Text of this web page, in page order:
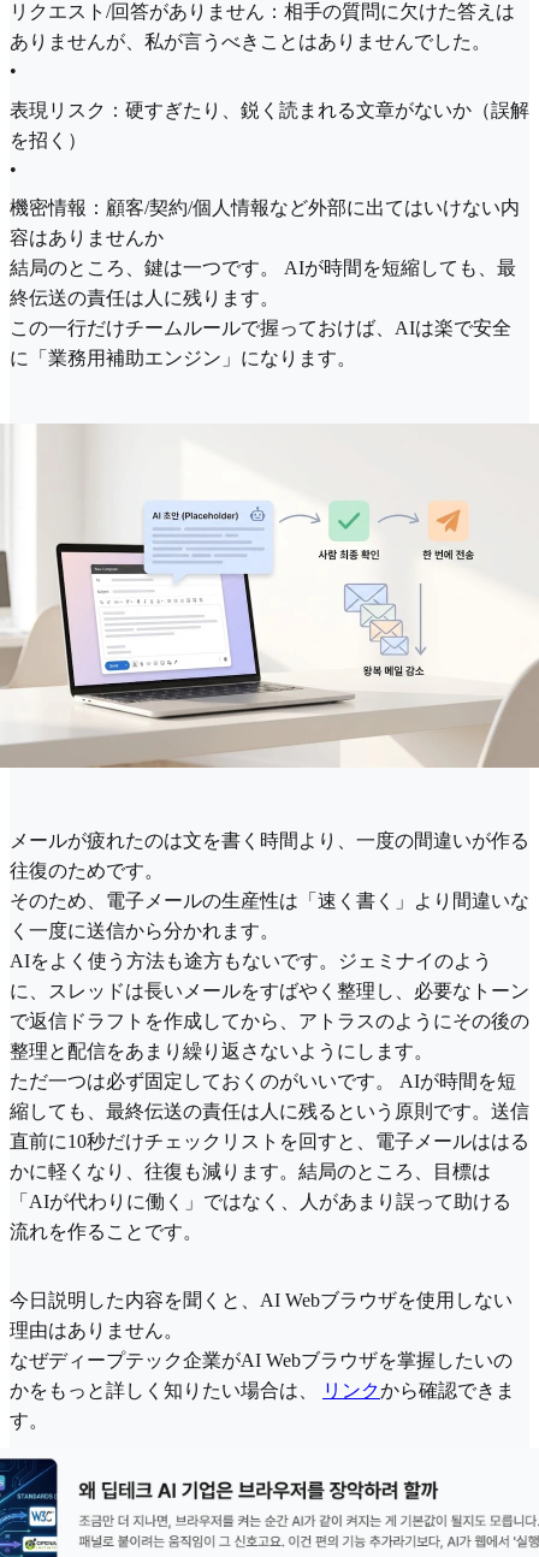
リクエスト/回答がありません：相手の質問に欠けた答えは
ありませんが、私が言うべきことはありませんでした。
•
表現リスク：硬すぎたり、鋭く読まれる文章がないか（誤解
を招く）
•
機密情報：顧客/契約/個人情報など外部に出てはいけない内
容はありませんか
結局のところ、鍵は一つです。 AIが時間を短縮しても、最
終伝送の責任は人に残ります。
この一行だけチームルールで握っておけば、AIは楽で安全
に「業務用補助エンジン」になります。
メールが疲れたのは文を書く時間より、一度の間違いが作る
往復のためです。
そのため、電子メールの生産性は「速く書く」より間違いな
く一度に送信から分かれます。
AIをよく使う方法も途方もないです。ジェミナイのよう
に、スレッドは長いメールをすばやく整理し、必要なトーン
で返信ドラフトを作成してから、アトラスのようにその後の
整理と配信をあまり繰り返さないようにします。
ただ一つは必ず固定しておくのがいいです。 AIが時間を短
縮しても、最終伝送の責任は人に残るという原則です。送信
直前に10秒だけチェックリストを回すと、電子メールははる
かに軽くなり、往復も減ります。結局のところ、目標は
「AIが代わりに働く」ではなく、人があまり誤って助ける
流れを作ることです。
今日説明した内容を聞くと、AI Webブラウザを使用しない
理由はありません。
なぜディープテック企業がAI Webブラウザを掌握したいの
かをもっと詳しく知りたい場合は、
リンクから確認できま
す。